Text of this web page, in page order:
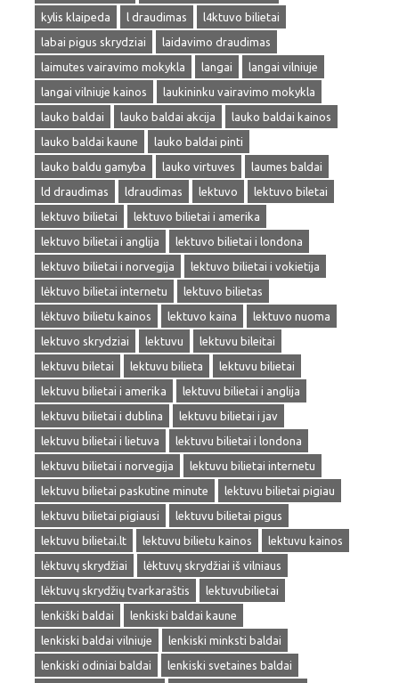
kylis klaipeda
l draudimas
l4ktuvo bilietai
labai pigus skrydziai
laidavimo draudimas
laimutes vairavimo mokykla
langai
langai vilniuje
langai vilniuje kainos
laukininku vairavimo mokykla
lauko baldai
lauko baldai akcija
lauko baldai kainos
lauko baldai kaune
lauko baldai pinti
lauko baldu gamyba
lauko virtuves
laumes baldai
ld draudimas
ldraudimas lektuvo
lektuvo biletai
lektuvo bilietai
lektuvo bilietai i amerika
lektuvo bilietai i anglija
lektuvo bilietai i londona
lektuvo bilietai i norvegija
lektuvo bilietai i vokietija
lėktuvo bilietai internetu
lektuvo bilietas
lėktuvo bilietu kainos
lektuvo kaina
lektuvo nuoma
lektuvo skrydziai
lektuvu
lektuvu bileitai
lektuvu biletai
lektuvu bilieta
lektuvu bilietai
lektuvu bilietai i amerika
lektuvu bilietai i anglija
lektuvu bilietai i dublina
lektuvu bilietai i jav
lektuvu bilietai i lietuva
lektuvu bilietai i londona
lektuvu bilietai i norvegija
lektuvu bilietai internetu
lektuvu bilietai paskutine minute
lektuvu bilietai pigiau
lektuvu bilietai pigiausi
lektuvu bilietai pigus
lektuvu bilietai.lt
lektuvu bilietu kainos
lektuvu kainos
lėktuvų skrydžiai
lėktuvų skrydžiai iš vilniaus
lėktuvų skrydžių tvarkaraštis
lektuvubilietai
lenkiški baldai
lenkiski baldai kaune
lenkiski baldai vilniuje
lenkiski minksti baldai
lenkiski odiniai baldai
lenkiski svetaines baldai